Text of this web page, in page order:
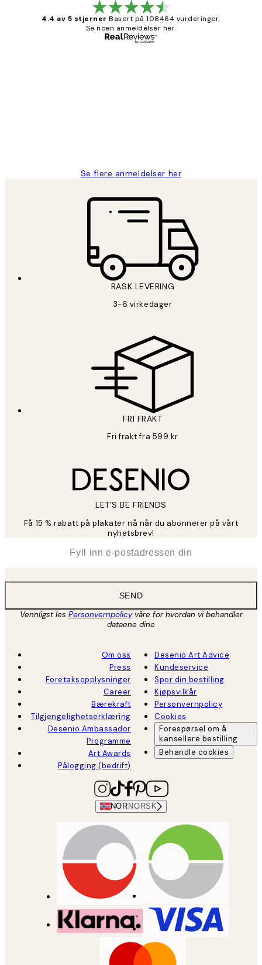
4.4 av 5 stjerner Basert på 108464 vurderinger.
Se noen anmeldelser her.
Se flere anmeldelser her
RASK LEVERING
3-6 virkedager
FRI FRAKT
Fri frakt fra 599 kr
LET’S BE FRIENDS
Få 15 % rabatt på plakater nå når du abonnerer på vårt
nyhetsbrev!
SEND
Vennligst les Personvernpolicyvåre for hvordan vi behandler
dataene dine
Om oss
Press
Foretaksopplysninger
Career
Bærekraft
Tilgjengelighetserklæring
Desenio Ambassador
Programme
Art Awards
Pålogging (bedrift)
Desenio Art Advice
Kundeservice
Spor din bestilling
Kjøpsvilkår
Personvernpolicy
Cookies
Forespørsel om å
kansellere bestilling
Behandle cookies
NOR NORSK